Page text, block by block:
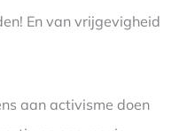
En van vrijgevigheid
aan activisme doen